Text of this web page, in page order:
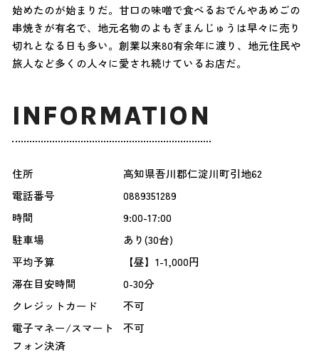
始めたのが始まりだ。甘口の味噌で食べるおでんやあめごの
串焼きが有名で、地元名物のよもぎまんじゅうは早々に売り
切れとなる日も多い。創業以来80有余年に渡り、地元住民や
旅人など多くの人々に愛され続けているお店だ。
INFORMATION
住所
高知県吾川郡仁淀川町引地62
電話番号
0889351289
時間
9:00-17:00
駐車場
あり(30台)
平均予算
【昼】1-1,000円
滞在目安時間
0-30分
クレジットカード
不可
電子マネー/スマート
フォン決済
不可